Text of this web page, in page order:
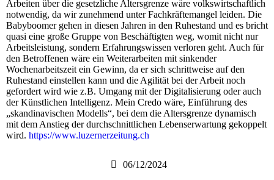
Arbeiten über die gesetzliche Altersgrenze wäre volkswirtschaftlich
notwendig, da wir zunehmend unter Fachkräftemangel leiden. Die
Babyboomer gehen in diesen Jahren in den Ruhestand und es bricht
quasi eine große Gruppe von Beschäftigten weg, womit nicht nur
Arbeitsleistung, sondern Erfahrungswissen verloren geht. Auch für
den Betroffenen wäre ein Weiterarbeiten mit sinkender
Wochenarbeitszeit ein Gewinn, da er sich schrittweise auf den
Ruhestand einstellen kann und die Agilität bei der Arbeit noch
gefordert wird wie z.B. Umgang mit der Digitalisierung oder auch
der Künstlichen Intelligenz. Mein Credo wäre, Einführung des
„skandinavischen Modells“, bei dem die Altersgrenze dynamisch
mit dem Anstieg der durchschnittlichen Lebenserwartung gekoppelt
wird. https://www.luzernerzeitung.ch
06/12/2024